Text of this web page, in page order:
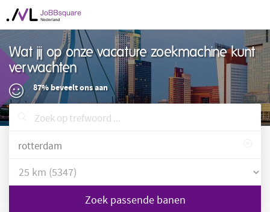
Wat jij op onze vacature zoekmachine kunt
verwachten
87% beveelt ons aan
Zoek passende banen